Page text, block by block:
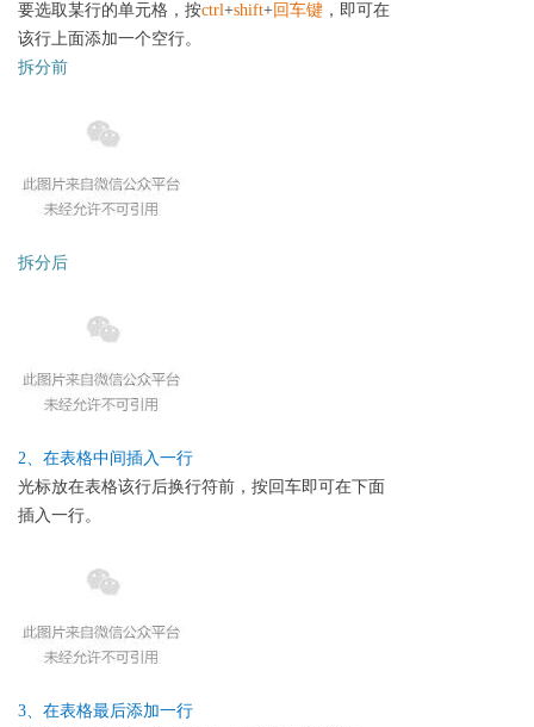
要选取某行的单元格，按ctrl+shift+回车键 ，即可在
该行上面添加一个空行。
拆分前
拆分后
2、在表格中间插入一行
光标放在表格该行后换行符前，按回车即可在下面
插入一行。
3、在表格最后添加一行